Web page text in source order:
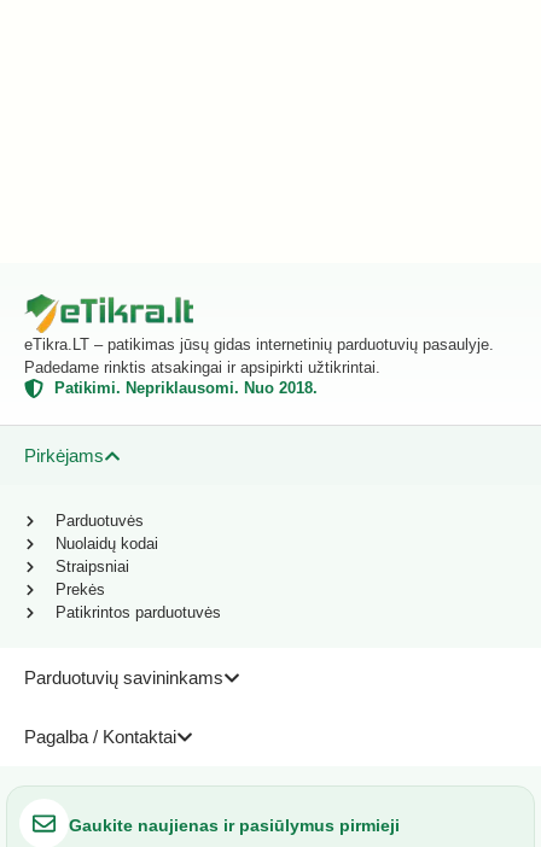
eTikra.LT – patikimas jūsų gidas internetinių parduotuvių pasaulyje.
Padedame rinktis atsakingai ir apsipirkti užtikrintai.
Patikimi. Nepriklausomi. Nuo 2018.
Pirkėjams
Parduotuvių savininkams
Pagalba / Kontaktai
Parduotuvės
Nuolaidų kodai
Straipsniai
Prekės
Patikrintos parduotuvės
Gaukite naujienas ir pasiūlymus pirmieji